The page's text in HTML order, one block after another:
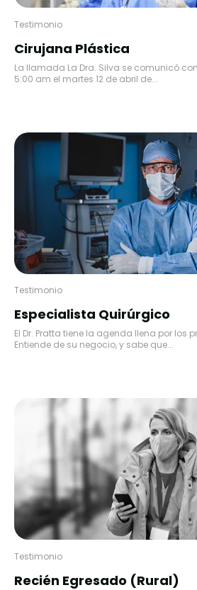
Testimonio
Cirujana Plástica
La llamada La Dra. Silva se comunicó
5:00 am el martes 12 de abril de...
Testimonio
Especialista Quirúrgico
El Dr. Pratta tiene la agenda llena por los
Entiende de su negocio, y sabe que...
Testimonio
Recién Egresado (Rural)